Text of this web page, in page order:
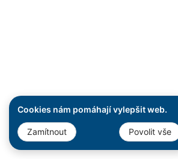
Cookies nám pomáhají vylepšit web.
Zamítnout Povolit vše